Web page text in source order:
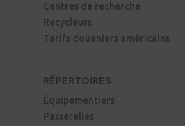
Centres de recherche
Recycleurs
Tarifs douaniers américains
RÉPERTOIRES
Équipementiers
Passerelles